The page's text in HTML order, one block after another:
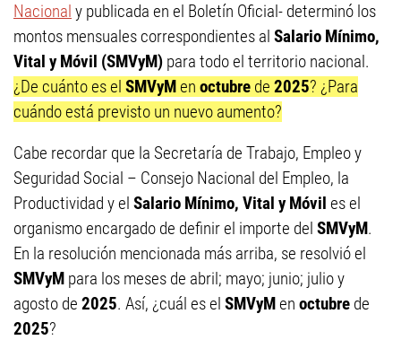
Nacional y publicada en el Boletín Oficial- determinó los
montos mensuales correspondientes al Salario Mínimo,
Vital y Móvil (SMVyM) para todo el territorio nacional.
¿De cuánto es el SMVyMen octubre de 2025? ¿Para
cuándo está previsto un nuevo aumento?
Cabe recordar que la Secretaría de Trabajo, Empleo y
Seguridad Social – Consejo Nacional del Empleo, la
Productividad y el Salario Mínimo, Vital y Móvil es el
organismo encargado de definir el importe del SMVyM.
En la resolución mencionada más arriba, se resolvió el
SMVyM para los meses de abril; mayo; junio; julio y
agosto de 2025. Así, ¿cuál es el SMVyMen octubre de
2025?